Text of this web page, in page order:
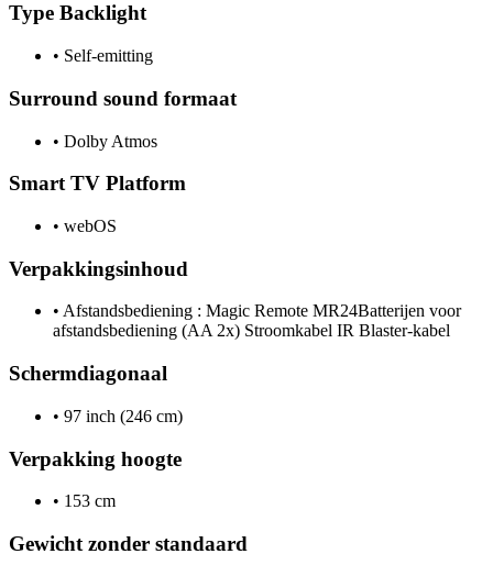
Type Backlight
• Self-emitting
Surround sound formaat
• Dolby Atmos
Smart TV Platform
• webOS
Verpakkingsinhoud
• Afstandsbediening : Magic Remote MR24Batterijen voor
afstandsbediening (AA 2x) Stroomkabel IR Blaster-kabel
Schermdiagonaal
• 97 inch (246 cm)
Verpakking hoogte
• 153 cm
Gewicht zonder standaard